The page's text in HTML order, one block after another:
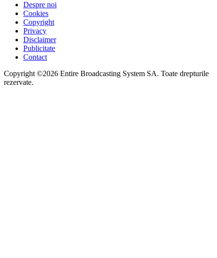
Despre noi
Cookies
Copyright
Privacy
Disclaimer
Publicitate
Contact
Copyright ©2026 Entire Broadcasting System SA. Toate drepturile
rezervate.